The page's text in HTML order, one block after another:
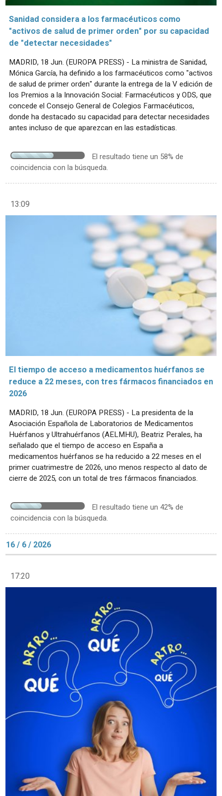
Sanidad considera a los farmacéuticos como
"activos de salud de primer orden" por su capacidad
de "detectar necesidades"
MADRID, 18 Jun. (EUROPA PRESS) - La ministra de Sanidad,
Mónica García, ha definido a los farmacéuticos como "activos
de salud de primer orden" durante la entrega de la V edición de
los Premios a la Innovación Social: Farmacéuticos y ODS, que
concede el Consejo General de Colegios Farmacéuticos,
donde ha destacado su capacidad para detectar necesidades
antes incluso de que aparezcan en las estadísticas.
El resultado tiene un 58% de
coincidencia con la búsqueda.
13:09
El tiempo de acceso a medicamentos huérfanos se
reduce a 22 meses, con tres fármacos financiados en
2026
MADRID, 18 Jun. (EUROPA PRESS) - La presidenta de la
Asociación Española de Laboratorios de Medicamentos
Huérfanos y Ultrahuérfanos (AELMHU), Beatriz Perales, ha
señalado que el tiempo de acceso en España a
medicamentos huérfanos se ha reducido a 22 meses en el
primer cuatrimestre de 2026, uno menos respecto al dato de
cierre de 2025, con un total de tres fármacos financiados.
El resultado tiene un 42% de
coincidencia con la búsqueda.
16 / 6 / 2026
17:20